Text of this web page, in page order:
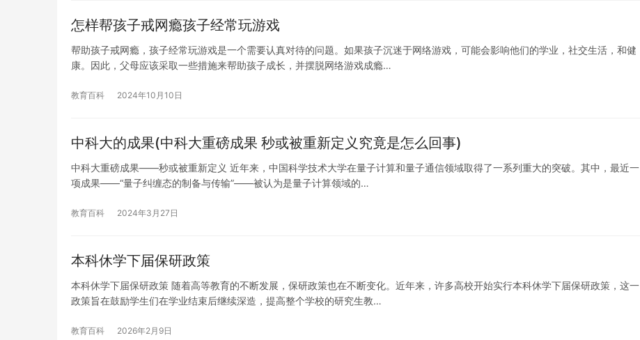
怎样帮孩子戒网瘾孩子经常玩游戏
帮助孩子戒网瘾，孩子经常玩游戏是一个需要认真对待的问题。如果孩子沉迷于网络游戏，可能会影响他们的学业，社交生活，和健
康。因此，父母应该采取一些措施来帮助孩子成长，并摆脱网络游戏成瘾…
教育百科 2024年10月10日
中科大的成果(中科大重磅成果 秒或被重新定义究竟是怎么回事)
中科大重磅成果——秒或被重新定义 近年来，中国科学技术大学在量子计算和量子通信领域取得了一系列重大的突破。其中，最近一
项成果——“量子纠缠态的制备与传输”——被认为是量子计算领域的…
教育百科 2024年3月27日
本科休学下届保研政策
本科休学下届保研政策 随着高等教育的不断发展，保研政策也在不断变化。近年来，许多高校开始实行本科休学下届保研政策，这一
政策旨在鼓励学生们在学业结束后继续深造，提高整个学校的研究生教…
教育百科 2026年2月9日